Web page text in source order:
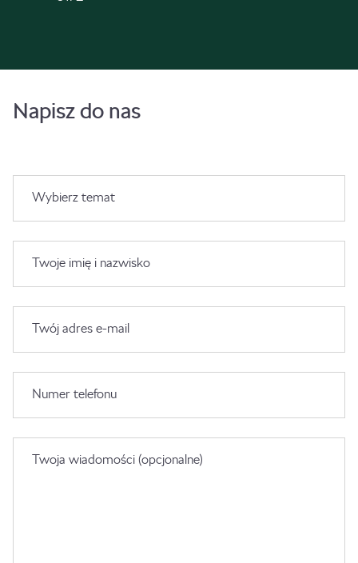
Napisz do nas
Wybierz temat
Twoje imię i nazwisko
Twój adres e-mail
Numer telefonu
Twoja wiadomości (opcjonalne)